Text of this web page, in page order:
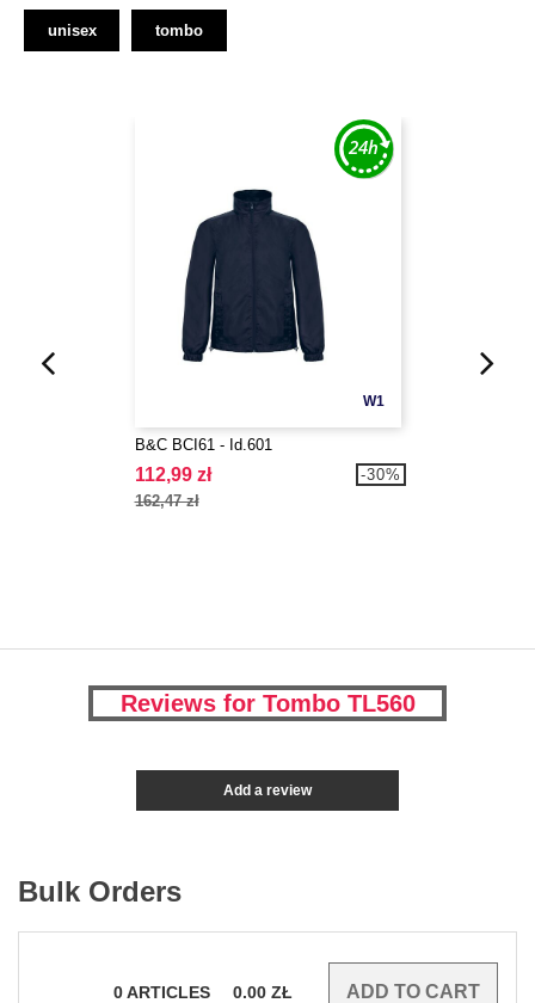
unisex tombo
W1
B&C BCI61 - Id.601
112,99 zł
162,47 zł
-30%
Reviews for Tombo TL560
Add a review
Bulk Orders
0ARTICLES 0.00 ZŁ